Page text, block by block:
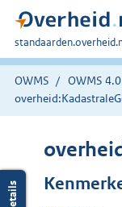
U
bent
hier:
OWMS OWMS 4.0